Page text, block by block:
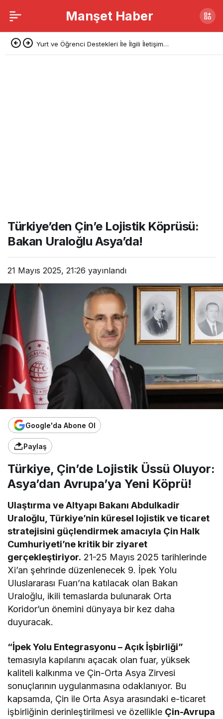
Manşet Haber
Yurt ve Öğrenci Destekleri İle İlgili İletişim
Türkiye’den Çin’e Lojistik Köprüsü:
Bakan Uraloğlu Asya’da!
21 Mayıs 2025, 21:26 yayınlandı
Google'da Abone Ol
Paylaş
Türkiye, Çin’de Lojistik Üssü Oluyor:
Asya’dan Avrupa’ya Yeni Köprü!
Ulaştırma ve Altyapı Bakanı Abdulkadir
Uraloğlu, Türkiye’nin küresel lojistik ve ticaret
stratejisini güçlendirmek amacıyla Çin Halk
Cumhuriyeti’ne kritik bir ziyaret
gerçekleştiriyor. 21-25 Mayıs 2025 tarihlerinde
Xi’an şehrinde düzenlenecek 9. İpek Yolu
Uluslararası Fuarı’na katılacak olan Bakan
Uraloğlu, ikili temaslarda bulunarak Orta
Koridor’un önemini dünyaya bir kez daha
duyuracak.
“İpek Yolu Entegrasyonu – Açık İşbirliği”
temasıyla kapılarını açacak olan fuar, yüksek
kaliteli kalkınma ve Çin-Orta Asya Zirvesi
sonuçlarının uygulanmasına odaklanıyor. Bu
kapsamda, Çin ile Orta Asya arasındaki e-ticaret
işbirliğinin derinleştirilmesi ve özellikle Çin-Avrupa